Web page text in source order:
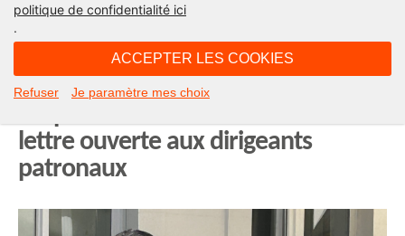
politique de confidentialité ici
.
ACCEPTER LES COOKIES
Refuser Je paramètre mes choix
Opinion Outre-Mer
Le projet de loi Valls va rendre la
lettre ouverte aux dirigeants
patronaux